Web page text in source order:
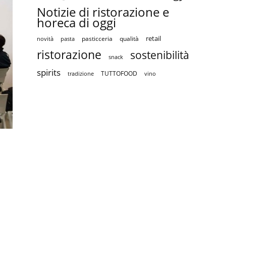
Notizie di ristorazione e
horeca di oggi
novità pasta pasticceria qualità retail
ristorazione snack sostenibilità
spirits tradizione TUTTOFOOD vino